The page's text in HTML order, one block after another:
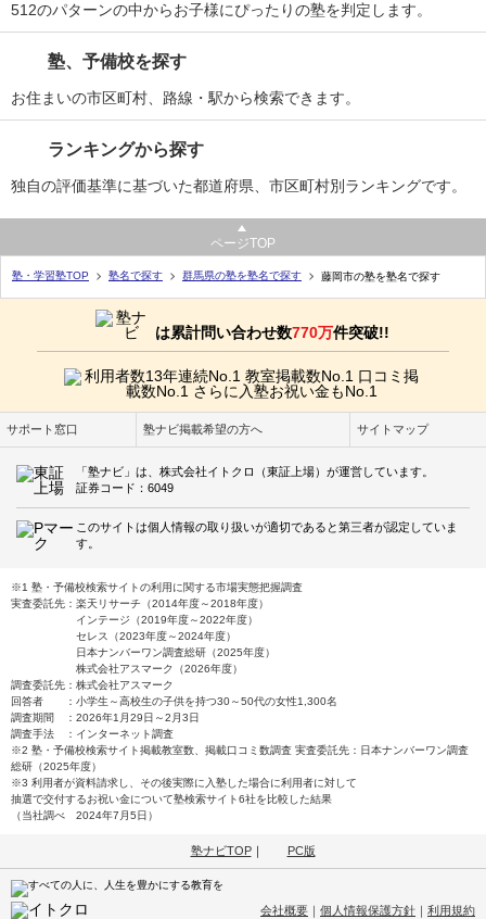
512のパターンの中からお子様にぴったりの塾を判定します。
塾、予備校を探す
お住まいの市区町村、路線・駅から検索できます。
ランキングから探す
独自の評価基準に基づいた都道府県、市区町村別ランキングです。
ページTOP
塾・学習塾TOP 塾名で探す 群馬県の塾を塾名で探す 藤岡市の塾を塾名で探す
は累計問い合わせ数770万件突破!!
サポート窓口 塾ナビ掲載希望の方へ サイトマップ
「塾ナビ」は、株式会社イトクロ（東証上場）が運営しています。
証券コード：6049
このサイトは個人情報の取り扱いが適切であると第三者が認定していま
す。
※1 塾・予備校検索サイトの利用に関する市場実態把握調査
実査委託先：楽天リサーチ（2014年度～2018年度）
インテージ（2019年度～2022年度）
セレス（2023年度～2024年度）
日本ナンバーワン調査総研（2025年度）
株式会社アスマーク（2026年度）
調査委託先：株式会社アスマーク
回答者 ：小学生～高校生の子供を持つ30～50代の女性1,300名
調査期間 ：2026年1月29日～2月3日
調査手法 ：インターネット調査
※2 塾・予備校検索サイト掲載教室数、掲載口コミ数調査 実査委託先：日本ナンバーワン調査
総研（2025年度）
※3 利用者が資料請求し、その後実際に入塾した場合に利用者に対して
抽選で交付するお祝い金について塾検索サイト6社を比較した結果
（当社調べ 2024年7月5日）
塾ナビTOP｜ PC版
会社概要 ｜ 個人情報保護方針 ｜ 利用規約